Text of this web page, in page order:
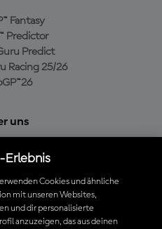
Fantasy
Predictor
Predict
Racing 25/26
uns
Erlebnis
Cookies und ähnliche
mit unseren Websites,
und dir personalisierte
anzuzeigen, das aus deinen